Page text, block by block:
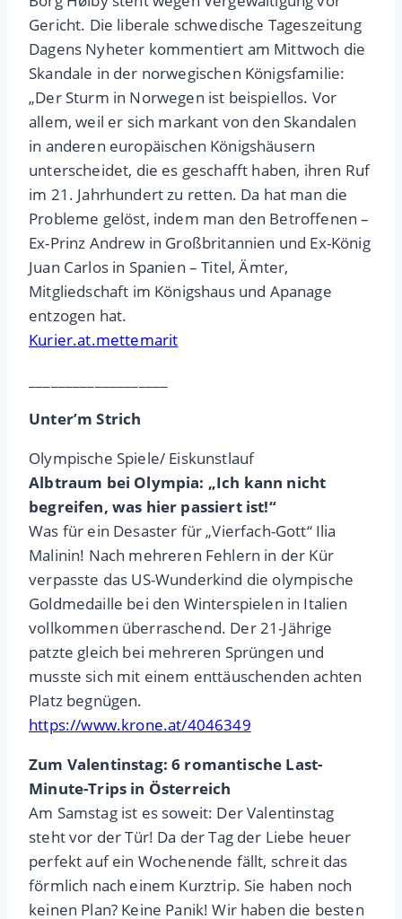
Gericht. Die liberale schwedische Tageszeitung
Dagens Nyheter kommentiert am Mittwoch die
Skandale in der norwegischen Königsfamilie:
„Der Sturm in Norwegen ist beispiellos. Vor
allem, weil er sich markant von den Skandalen
in anderen europäischen Königshäusern
unterscheidet, die es geschafft haben, ihren Ruf
im 21. Jahrhundert zu retten. Da hat man die
Probleme gelöst, indem man den Betroffenen –
Ex-Prinz Andrew in Großbritannien und Ex-König
Juan Carlos in Spanien – Titel, Ämter,
Mitgliedschaft im Königshaus und Apanage
entzogen hat.
Kurier.at.mettemarit
Unter’m Strich
Olympische Spiele/ Eiskunstlauf
Albtraum bei Olympia: „Ich kann nicht
begreifen, was hier passiert ist!“
Was für ein Desaster für „Vierfach-Gott“ Ilia
Malinin! Nach mehreren Fehlern in der Kür
verpasste das US-Wunderkind die olympische
Goldmedaille bei den Winterspielen in Italien
vollkommen überraschend. Der 21-Jährige
patzte gleich bei mehreren Sprüngen und
musste sich mit einem enttäuschenden achten
Platz begnügen.
https://www.krone.at/4046349
Zum Valentinstag: 6 romantische Last-
Minute-Trips in Österreich
Am Samstag ist es soweit: Der Valentinstag
steht vor der Tür! Da der Tag der Liebe heuer
perfekt auf ein Wochenende fällt, schreit das
förmlich nach einem Kurztrip. Sie haben noch
keinen Plan? Keine Panik! Wir haben die besten